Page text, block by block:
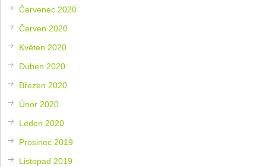
Červenec 2020
Červen 2020
Květen 2020
Duben 2020
Březen 2020
Únor 2020
Leden 2020
Prosinec 2019
Listopad 2019